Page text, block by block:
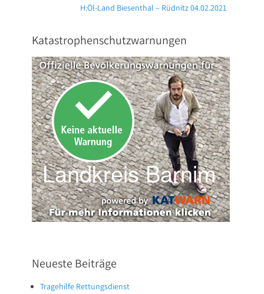
H:Öl-Land Biesenthal – Rüdnitz 04.02.2021
Katastrophenschutzwarnungen
Neueste Beiträge
Tragehilfe Rettungsdienst